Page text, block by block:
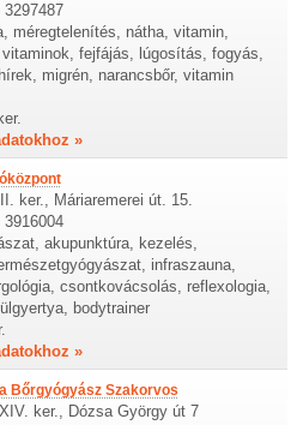
3297487
méregtelenítés, nátha, vitamin,
fejfájás, lúgosítás, fogyás,
migrén, narancsbőr, vitamin
»
ker., Máriaremerei út. 15.
3916004
akupunktúra, kezelés,
infraszauna,
csontkovácsolás, reflexologia,
bodytrainer
»
Bőrgyógyász Szakorvos
ker., Dózsa György út 7